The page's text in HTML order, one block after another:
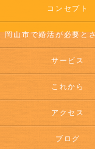
コンセプト
岡山市で婚活が必要と
サービス
これから
アクセス
ブログ